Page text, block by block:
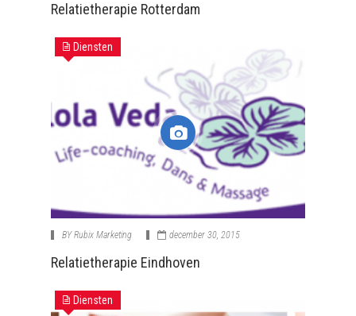
Relatietherapie Rotterdam
Diensten
BYRubix Marketing december 30, 2015
Relatietherapie Eindhoven
Diensten